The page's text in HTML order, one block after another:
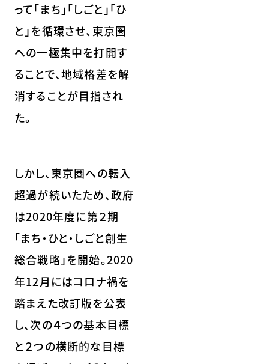
って「まち」「しごと」「ひ
と」を循環させ、東京圏
への一極集中を打開す
ることで、地域格差を解
消することが目指され
た。
しかし、東京圏への転入
超過が続いたため、政府
は2020年度に第２期
「まち・ひと・しごと創生
総合戦略」を開始。2020
年12月にはコロナ禍を
踏まえた改訂版を公表
し、次の４つの基本目標
と２つの横断的な目標